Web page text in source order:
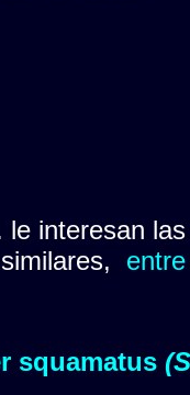
le interesan
squamatus